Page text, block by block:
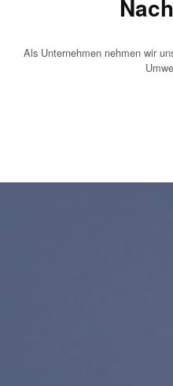
Als Unternehmen nehmen wir